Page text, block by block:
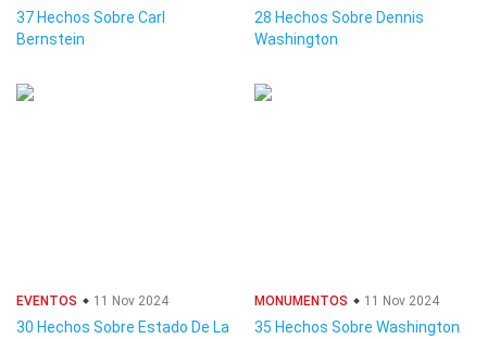
37 Hechos Sobre Carl
Bernstein
28 Hechos Sobre Dennis
Washington
EVENTOS 11 Nov 2024
30 Hechos Sobre Estado De La
MONUMENTOS 11 Nov 2024
35 Hechos Sobre Washington